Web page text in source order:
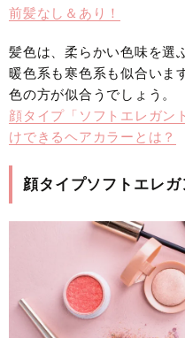
前髪なし＆あり！
髪色は、柔らかい色味を選
暖色系も寒色系も似合いま
色の方が似合うでしょう。
顔タイプ「ソフトエレガン
けできるヘアカラーとは？
顔タイプソフトエレ